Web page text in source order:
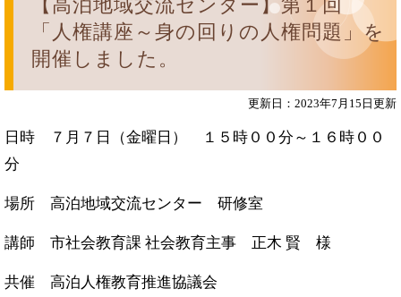
【高泊地域交流センター】第１回
「人権講座～身の回りの人権問題」を
開催しました。
更新日：2023年7月15日更新
日時 ７月７日（金曜日） １５時００分～１６時００
分
場所 高泊地域交流センター 研修室
講師 市社会教育課 社会教育主事 正木 賢 様
共催 高泊人権教育推進協議会